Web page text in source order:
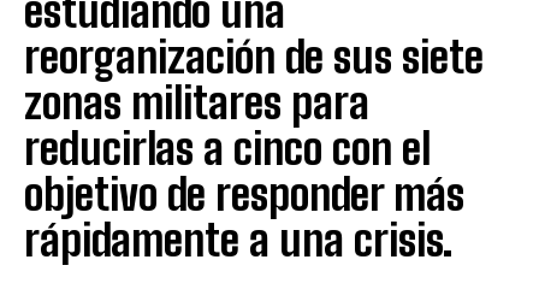
estudiando una
reorganización de sus siete
zonas militares para
reducirlas a cinco con el
objetivo de responder más
rápidamente a una crisis.